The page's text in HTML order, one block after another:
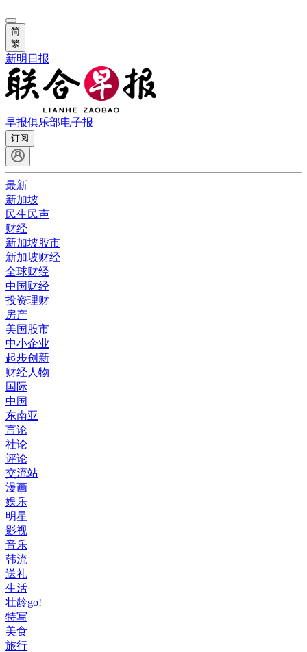
简
繁
新明日报
早报俱乐部电子报
订阅
最新
新加坡
民生民声
财经
新加坡股市
新加坡财经
全球财经
中国财经
投资理财
房产
美国股市
中小企业
起步创新
财经人物
国际
中国
东南亚
言论
社论
评论
交流站
漫画
娱乐
明星
影视
音乐
韩流
送礼
生活
壮龄go!
特写
美食
旅行